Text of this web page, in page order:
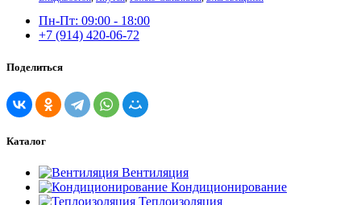
Пн-Пт: 09:00 - 18:00
+7 (914) 420-06-72
Поделиться
Каталог
Вентиляция
Кондиционирование
Теплоизоляция